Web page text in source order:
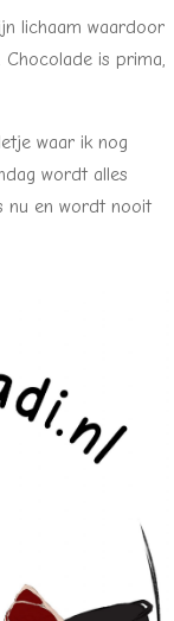
lichaam waardoor
is prima,
waar ik nog
wordt alles
nu en wordt nooit